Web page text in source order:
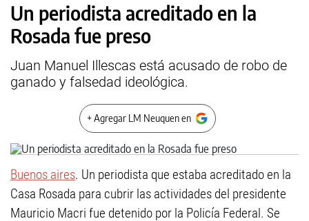
Un periodista acreditado en la
Rosada fue preso
Juan Manuel Illescas está acusado de robo de
ganado y falsedad ideológica.
+ Agregar LM Neuquen en
Buenos aires. Un periodista que estaba acreditado en la
Casa Rosada para cubrir las actividades del presidente
Mauricio Macri fue detenido por la Policía Federal. Se